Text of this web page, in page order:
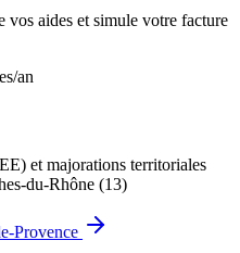
vos aides et simule votre facture
/an
et majorations territoriales
du-Rhône (13)
Provence